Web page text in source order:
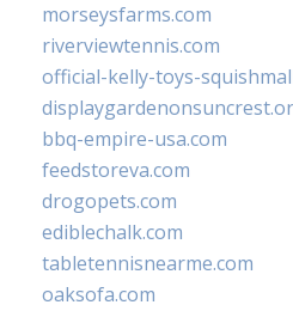
morseysfarms.com
riverviewtennis.com
official-kelly-toys-
bbq-empire-usa.com
feedstoreva.com
drogopets.com
ediblechalk.com
tabletennisnearme.com
oaksofa.com